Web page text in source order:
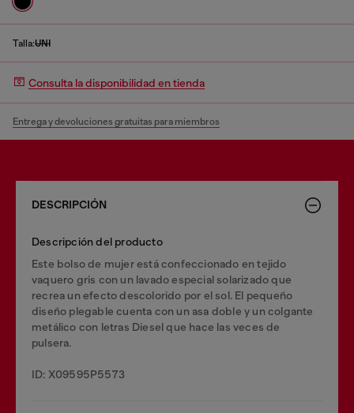
Talla:UNI
Consulta la disponibilidad en tienda
Entrega y devoluciones gratuitas para miembros
DESCRIPCIÓN
Descripción del producto
Este bolso de mujer está confeccionado en tejido
vaquero gris con un lavado especial solarizado que
recrea un efecto descolorido por el sol. El pequeño
diseño plegable cuenta con un asa doble y un colgante
metálico con letras Diesel que hace las veces de
pulsera.
ID: X09595P5573